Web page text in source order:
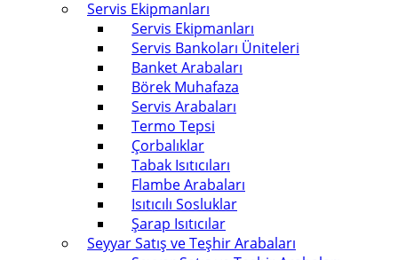
Servis Ekipmanları
Servis Ekipmanları
Servis Bankoları Üniteleri
Banket Arabaları
Börek Muhafaza
Servis Arabaları
Termo Tepsi
Çorbalıklar
Tabak Isıtıcıları
Flambe Arabaları
Isıtıcılı Sosluklar
Şarap Isıtıcılar
Seyyar Satış ve Teşhir Arabaları